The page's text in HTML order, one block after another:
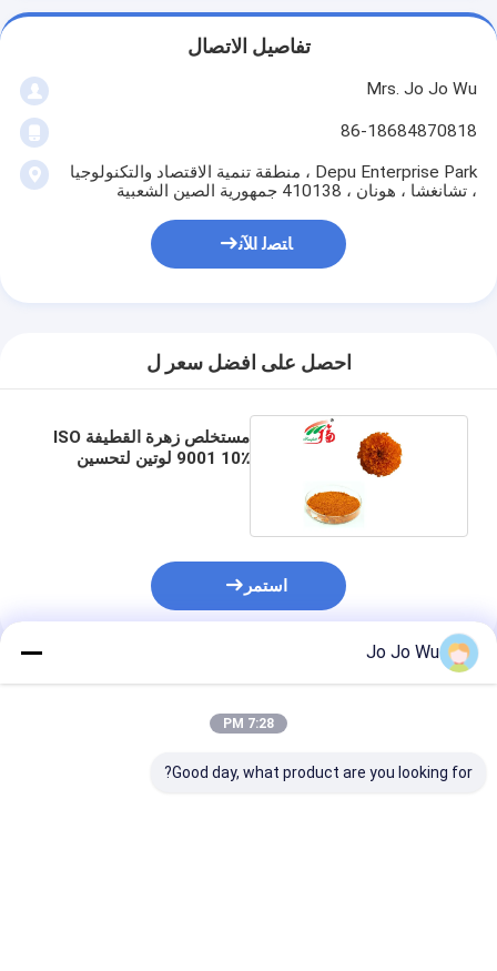
تفاصيل الاتصال
Mrs. Jo Jo Wu
86-18684870818
Depu Enterprise Park ، منطقة تنمية الاقتصاد والتكنولوجيا
، تشانغشا ، هونان ، 410138 جمهورية الصين الشعبية
ﺎﺘﺼﻟ ﺍﻶﻧ
احصل على افضل سعر ل
مستخلص زهرة القطيفة ISO
9001 10٪ لوتين لتحسين
استمر
المنتجات الموصى بها
Jo Jo Wu
7:28 PM
Good day, what product are you looking for?